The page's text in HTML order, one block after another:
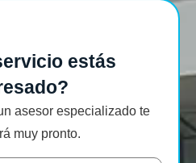
estás
asesor especializado te
muy pronto.